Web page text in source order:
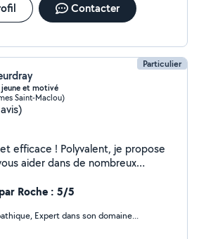
Contacter
Particulier
et motivé
Saint-Maclou)
je propose
aider dans de nombreux
du déménagement, de la
réparations ou d'autres travaux
à vos besoins. J'ai une
Roche : 5/5
Expert dans son domaine...